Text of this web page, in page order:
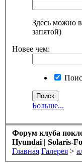
Здесь можно
запятой)
Новее чем:
Больше...
Форум клуба
Hyundai | Solaris-
Главная Галерея >